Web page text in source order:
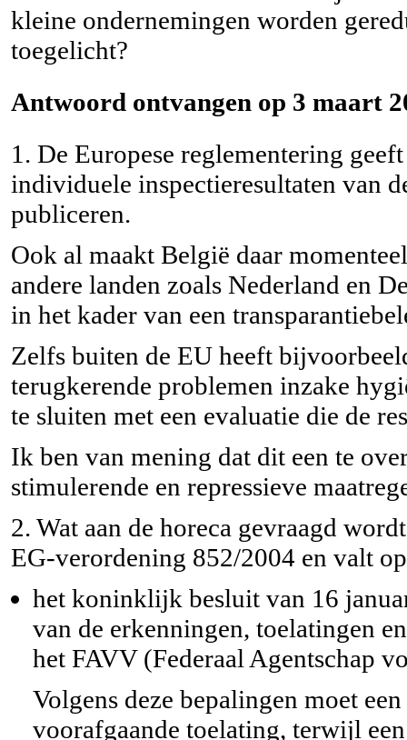
kleine ondernemingen worden
toegelicht?
Antwoord ontvangen op 3 maart
1. De Europese reglementering
individuele inspectieresultaten van
publiceren.
Ook al maakt België daar
andere landen zoals Nederland en
in het kader van een
Zelfs buiten de EU heeft
terugkerende problemen inzake
te sluiten met een evaluatie die de
Ik ben van mening dat dit een te
stimulerende en repressieve
2. Wat aan de horeca gevraagd
EG-verordening 852/2004 en valt
het koninklijk besluit van 16
van de erkenningen, toelatingen
het FAVV (Federaal Agentschap
Volgens deze bepalingen moet
voorafgaande toelating, terwijl